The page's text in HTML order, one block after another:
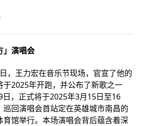
」演唱会
王力宏在音乐节现场，官宣了他的
于2025年开跑，并公布了新歌之一
日，正式将于2025年3月15日至16
巡回演唱会首站定在英雄城市南昌的
育馆举行。本场演唱会背后蕴含着深